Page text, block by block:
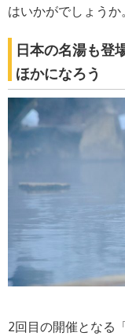
はいかがでしょうか。
日本の名湯も登
ほかになろう
2回目の開催となる